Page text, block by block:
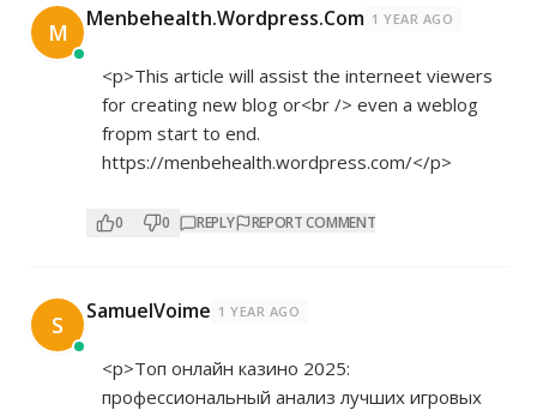
M Menbehealth.Wordpress.Com 1 YEAR AGO
<p>This article will assist the interneet viewers
for creating new blog or<br /> even a weblog
fropm start to end.
https://menbehealth.wordpress.com/</p>
0 0 REPLY REPORT COMMENT
S SamuelVoime 1 YEAR AGO
<p>Топ онлайн казино 2025:
профессиональный анализ лучших игровых